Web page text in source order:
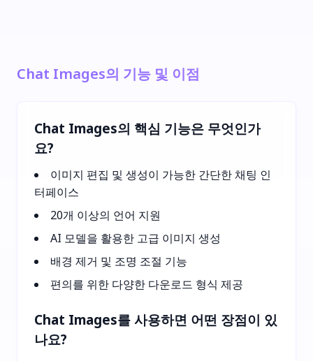
Chat Images의 기능 및 이점
Chat Images의 핵심 기능은 무엇인가
요?
이미지 편집 및 생성이 가능한 간단한 채팅 인
터페이스
20개 이상의 언어 지원
AI 모델을 활용한 고급 이미지 생성
배경 제거 및 조명 조절 기능
편의를 위한 다양한 다운로드 형식 제공
Chat Images를 사용하면 어떤 장점이 있
나요?